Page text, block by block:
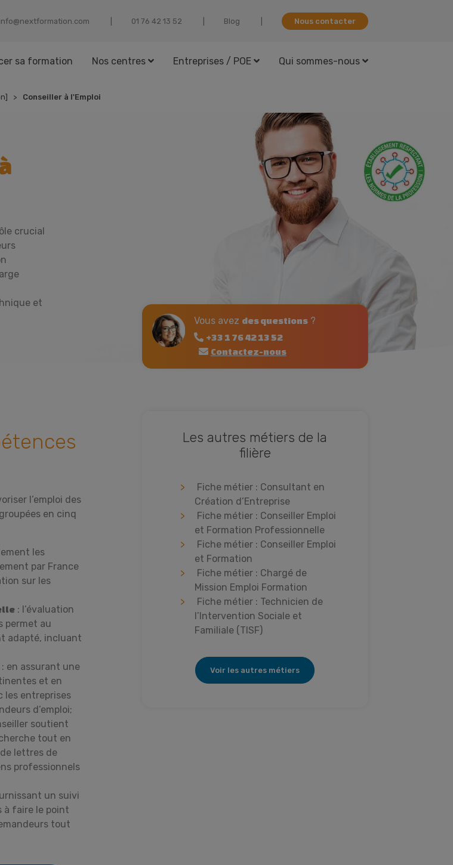
sa formation Nos centres Entreprises / POE Qui sommes-nous
info@nextformation.com
25 31 24 67 10 Blog Nous contacter
Conseiller à l'Emploi
crucial
et
Vous avez des questions?
+33 1 76 42 13 52
Contactez-nous
l’emploi des
en cinq
les
par France
sur les
: l’évaluation
permet au
adapté, incluant
: en assurant une
et en
les entreprises
d’emploi;
soutient
tout en
lettres de
professionnels
un suivi
à faire le point
tout
Les autres métiers de la
filière
Fiche métier : Consultant en
Création d’Entreprise
Fiche métier : Conseiller Emploi
et Formation Professionnelle
Fiche métier : Conseiller Emploi
et Formation
Fiche métier : Chargé de
Mission Emploi Formation
Fiche métier : Technicien de
l’Intervention Sociale et
Familiale (TISF)
Voir les autres métiers